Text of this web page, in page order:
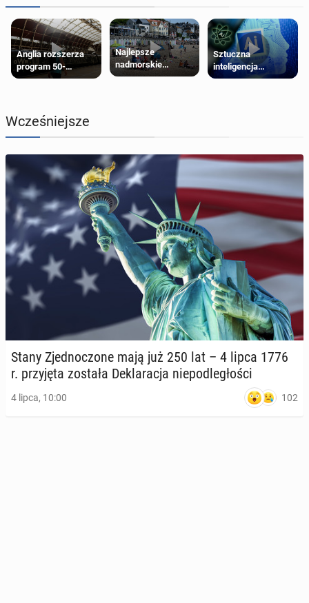
Anglia rozszerza
program 50-
procentowych
Najlepsze
nadmorskie
miasteczko blisko
Sztuczna
inteligencja
próbowała oszukać
Wcześniejsze
Stany Zjed­no­czo­ne mają już 250 lat – 4 lipca 1776
r. przy­ję­ta została De­kla­ra­cja nie­pod­le­gło­ści
4 lipca, 10:00 102